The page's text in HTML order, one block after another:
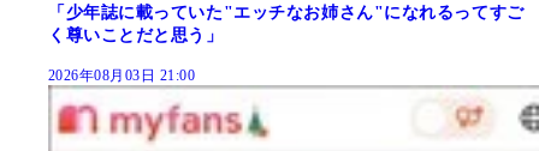
「少年誌に載っていた"エッチなお姉さん"になれるってすご
く尊いことだと思う」
2026年08月03日 21:00